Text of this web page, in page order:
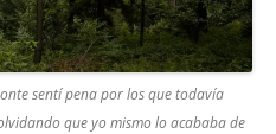
sentí pena por los que todavía
que yo mismo lo acababa de